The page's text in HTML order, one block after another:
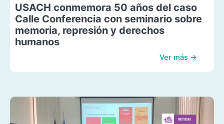
USACH conmemora 50 años del caso
Calle Conferencia con seminario sobre
memoria, represión y derechos
humanos
Ver más →